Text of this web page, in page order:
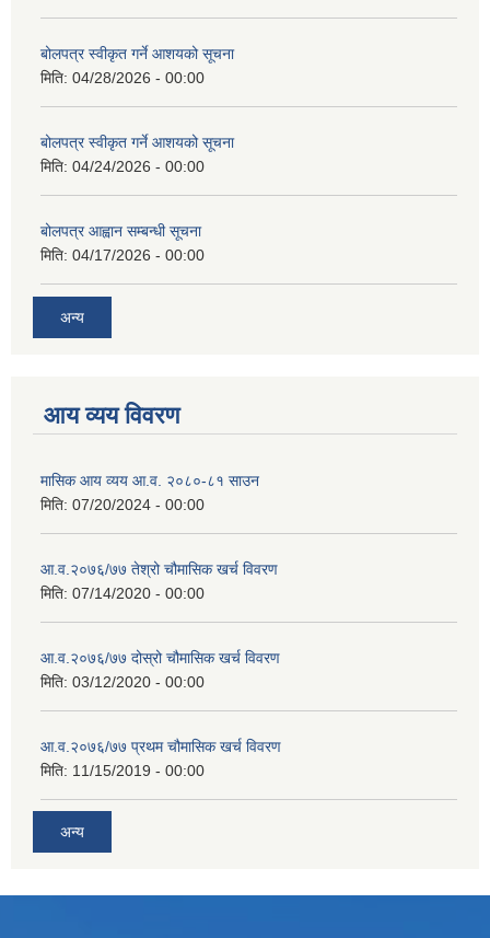
बोलपत्र स्वीकृत गर्ने आशयको सूचना
मिति: 04/28/2026 - 00:00
बोलपत्र स्वीकृत गर्ने आशयको सूचना
मिति: 04/24/2026 - 00:00
बोलपत्र आह्वान सम्बन्धी सूचना
मिति: 04/17/2026 - 00:00
अन्य
आय व्यय विवरण
मासिक आय व्यय आ.व. २०८०-८१ साउन
मिति: 07/20/2024 - 00:00
आ.व.२०७६/७७ तेश्रो चौमासिक खर्च विवरण
मिति: 07/14/2020 - 00:00
आ.व.२०७६/७७ दोस्रो चौमासिक खर्च विवरण
मिति: 03/12/2020 - 00:00
आ.व.२०७६/७७ प्रथम चौमासिक खर्च विवरण
मिति: 11/15/2019 - 00:00
अन्य